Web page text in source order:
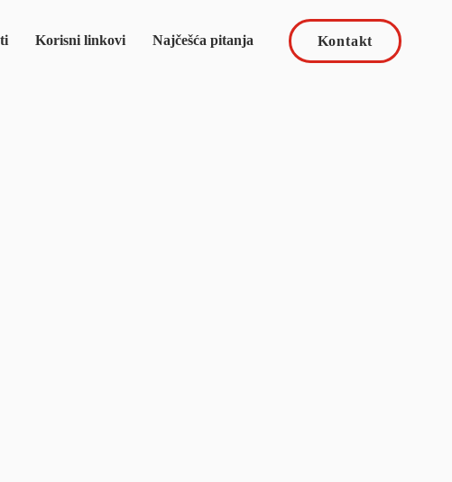
Korisni linkovi Najčešća pitanja Kontakt